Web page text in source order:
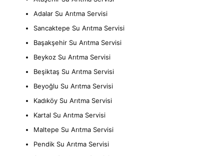
Adalar Su Arıtma Servisi
Sancaktepe Su Arıtma Servisi
Başakşehir Su Arıtma Servisi
Beykoz Su Arıtma Servisi
Beşiktaş Su Arıtma Servisi
Beyoğlu Su Arıtma Servisi
Kadıköy Su Arıtma Servisi
Kartal Su Arıtma Servisi
Maltepe Su Arıtma Servisi
Pendik Su Arıtma Servisi